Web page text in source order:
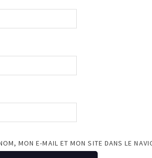
MON E-MAIL ET MON SITE DANS LE